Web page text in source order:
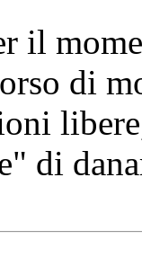
il
di
di